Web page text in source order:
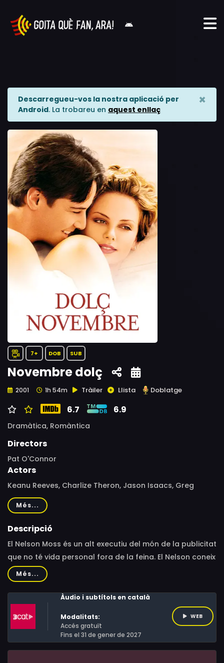
Descarregueu-vos la nostra aplicació per
Android. La trobareu en aquest enllaç
×
7+ DOB SUB
Novembre dolç
2001 1h 54m Tràiler Llista Doblatge
6.7 6.9
Dramàtica, Romàntica
Directors
Pat O'Connor
Actors
Keanu Reeves, Charlize Theron, Jason Isaacs, Greg
Germann, Lauren Graham, Michael Rosenbaum, Frank
Langella, Robert Joy, Liam Aiken, Jason Kravits, June
Carryl, Kelvin Han Yee, David Fine, Chuck Isen, Diane
Més...
Descripció
El Nelson Moss és un alt executiu del món de la publicitat
que no té vida personal fora de la feina. El Nelson coneix
la Sara, una dona vital i excèntrica que li fa una
proposició inusual: passar junts el mes de novembre i
després separar-se. Serà una relació sense
compromisos ni pressions, només vivint al dia. Però cap
dels dos no compta amb una possibilitat: enamorar-se.
Més...
Àudio i subtítols en català
Modalitats:
Accés gratuït
Fins el 31 de gener de 2027
WEB